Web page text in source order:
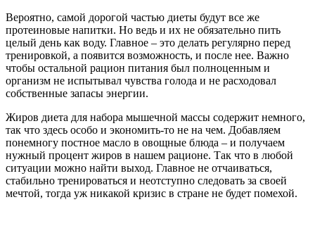
Вероятно, самой дорогой частью диеты будут все же
протеиновые напитки. Но ведь и их не обязательно пить
целый день как воду. Главное – это делать регулярно перед
тренировкой, а появится возможность, и после нее. Важно
чтобы остальной рацион питания был полноценным и
организм не испытывал чувства голода и не расходовал
собственные запасы энергии.
Жиров диета для набора мышечной массы содержит немного,
так что здесь особо и экономить-то не на чем. Добавляем
понемногу постное масло в овощные блюда – и получаем
нужный процент жиров в нашем рационе. Так что в любой
ситуации можно найти выход. Главное не отчаиваться,
стабильно тренироваться и неотступно следовать за своей
мечтой, тогда уж никакой кризис в стране не будет помехой.